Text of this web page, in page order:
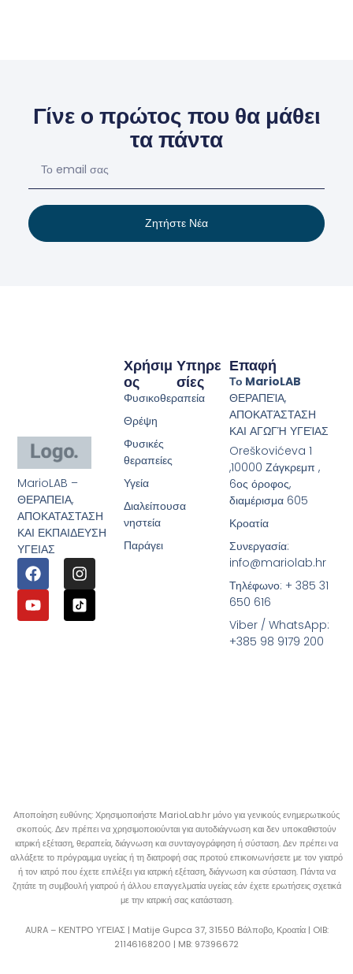
Γίνε ο πρώτος που θα μάθει
τα πάντα
Ζητήστε Νέα
MarioLAB –
ΘΕΡΑΠΕΙΑ,
ΑΠΟΚΑΤΑΣΤΑΣΗ
ΚΑΙ ΕΚΠΑΙΔΕΥΣΗ
ΥΓΕΙΑΣ
Υπηρε
Σίες
Χρήσιμ
Ος
Φυσικοθεραπεία
Θρέψη
Φυσικές
θεραπείες
Υγεία
Διαλείπουσα
νηστεία
Παράγει
Επαφή
Το MarioLAB
ΘΕΡΑΠΕΊΑ,
ΑΠΟΚΑΤΆΣΤΑΣΗ
ΚΑΙ ΑΓΩΓΉ ΥΓΕΊΑΣ
Oreškovićeva 1
,10000 Ζάγκρεμπ ,
6ος όροφος,
διαμέρισμα 605
Κροατία
Συνεργασία:
info@mariolab.hr
Τηλέφωνο: + 385 31
650 616
Viber / WhatsApp:
+385 98 9179 200
Αποποίηση ευθύνης: Χρησιμοποιήστε MarioLab.hr μόνο για γενικούς ενημερωτικούς
σκοπούς. Δεν πρέπει να χρησιμοποιούνται για αυτοδιάγνωση και δεν υποκαθιστούν
ιατρική εξέταση, θεραπεία, διάγνωση και συνταγογράφηση ή σύσταση. Δεν πρέπει να
αλλάξετε το πρόγραμμα υγείας ή τη διατροφή σας προτού επικοινωνήσετε με τον γιατρό
ή τον ιατρό που έχετε επιλέξει για ιατρική εξέταση, διάγνωση και σύσταση. Πάντα να
ζητάτε τη συμβουλή γιατρού ή άλλου επαγγελματία υγείας εάν έχετε ερωτήσεις σχετικά
με την ιατρική σας κατάσταση.
AURA – ΚΕΝΤΡΟ ΥΓΕΙΑΣ | Matije Gupca 37, 31550 Βάλποβο, Κροατία | OIB:
21146168200 | MB: 97396672